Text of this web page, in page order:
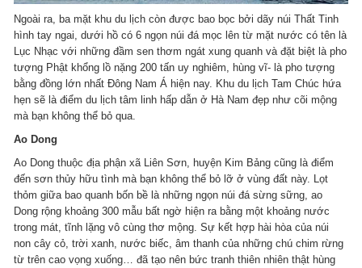
Ngoài ra, ba mặt khu du lịch còn được bao bọc bởi dãy núi Thất Tinh
hình tay ngai, dưới hồ có 6 ngọn núi đá mọc lên từ mặt nước có tên là
Lục Nhạc với những đầm sen thơm ngát xung quanh và đặt biệt là pho
tượng Phật khổng lồ nặng 200 tấn uy nghiêm, hùng vĩ- là pho tượng
bằng đồng lớn nhất Đông Nam Á hiện nay. Khu du lịch Tam Chúc hứa
hẹn sẽ là điểm du lịch tâm linh hấp dẫn ở Hà Nam đẹp như cõi mộng
mà bạn không thể bỏ qua.
Ao Dong
Ao Dong thuộc địa phận xã Liên Sơn, huyện Kim Bảng cũng là điểm
đến sơn thủy hữu tình mà bạn không thể bỏ lỡ ở vùng đất này. Lọt
thỏm giữa bao quanh bốn bề là những ngọn núi đá sừng sững, ao
Dong rộng khoảng 300 mẫu bất ngờ hiện ra bằng một khoảng nước
trong mát, tĩnh lặng vô cùng thơ mộng. Sự kết hợp hài hòa của núi
non cây cỏ, trời xanh, nước biếc, âm thanh của những chú chim rừng
từ trên cao vọng xuống… đã tạo nên bức tranh thiên nhiên thật hùng